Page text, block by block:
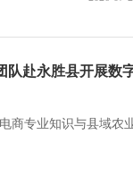
队赴永胜县开展数
商专业知识与县域农